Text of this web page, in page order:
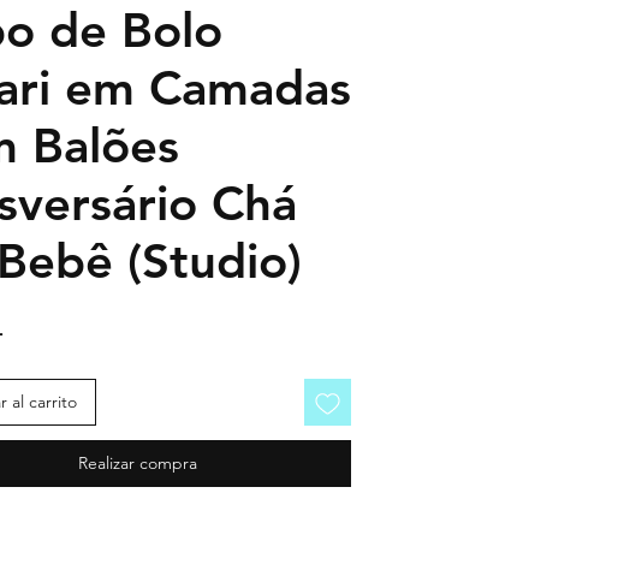
de Bolo
em Camadas
Balões
Chá
(Studio)
Precio
al carrito
Realizar compra